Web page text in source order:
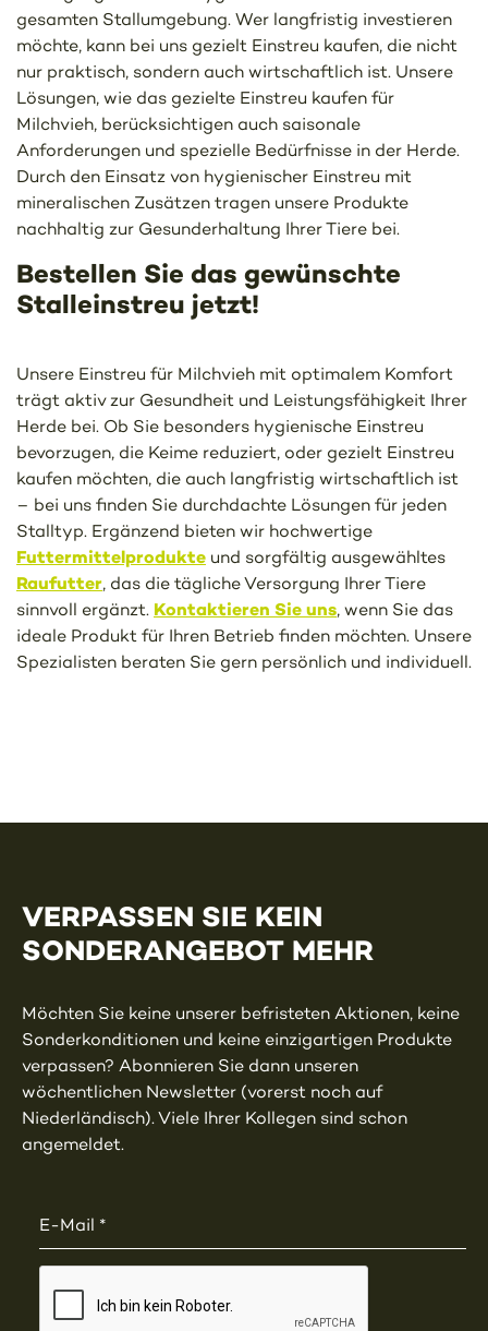
gesamten Stallumgebung. Wer langfristig investieren
möchte, kann bei uns gezielt Einstreu kaufen, die nicht
nur praktisch, sondern auch wirtschaftlich ist. Unsere
Lösungen, wie das gezielte Einstreu kaufen für
Milchvieh, berücksichtigen auch saisonale
Anforderungen und spezielle Bedürfnisse in der Herde.
Durch den Einsatz von hygienischer Einstreu mit
mineralischen Zusätzen tragen unsere Produkte
nachhaltig zur Gesunderhaltung Ihrer Tiere bei.
Bestellen Sie das gewünschte
Stalleinstreu jetzt!
Unsere Einstreu für Milchvieh mit optimalem Komfort
trägt aktiv zur Gesundheit und Leistungsfähigkeit Ihrer
Herde bei. Ob Sie besonders hygienische Einstreu
bevorzugen, die Keime reduziert, oder gezielt Einstreu
kaufen möchten, die auch langfristig wirtschaftlich ist
– bei uns finden Sie durchdachte Lösungen für jeden
Stalltyp. Ergänzend bieten wir hochwertige
Futtermittelprodukte und sorgfältig ausgewähltes
Raufutter, das die tägliche Versorgung Ihrer Tiere
sinnvoll ergänzt. Kontaktieren Sie uns, wenn Sie das
ideale Produkt für Ihren Betrieb finden möchten. Unsere
Spezialisten beraten Sie gern persönlich und individuell.
VERPASSEN SIE KEIN
SONDERANGEBOT MEHR
Möchten Sie keine unserer befristeten Aktionen, keine
Sonderkonditionen und keine einzigartigen Produkte
verpassen? Abonnieren Sie dann unseren
wöchentlichen Newsletter (vorerst noch auf
Niederländisch). Viele Ihrer Kollegen sind schon
angemeldet.